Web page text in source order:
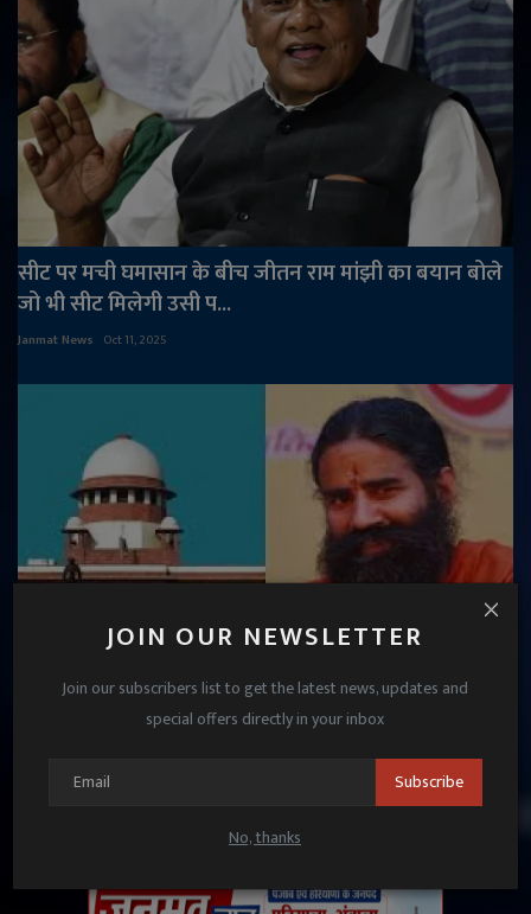
JOIN OUR NEWSLETTER
Join our subscribers list to get the latest news, updates and
special offers directly in your inbox
Subscribe
No, thanks
सीट पर मची घमासान के बीच जीतन राम मांझी का बयान बोले
जो भी सीट मिलेगी उसी प...
Janmat News Oct 11, 2025
शरबत जिहाद' वाले सभी विज्ञापन हटाएंगे, हाईकोर्ट की फटकार
Janmat News Apr 22, 2025